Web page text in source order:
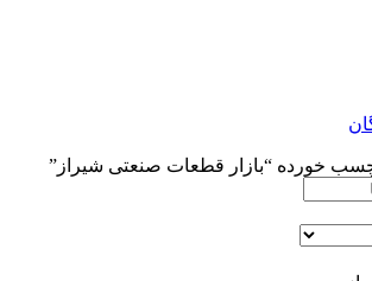
خورده “بازار قطعات صنعتی شیراز”